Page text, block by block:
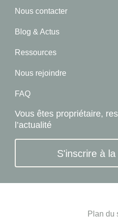
Nous contacter
Blog & Actus
Ressources
Nous rejoindre
FAQ
Vous êtes propriétaire,
l’actualité
S'inscrire à
Plan du